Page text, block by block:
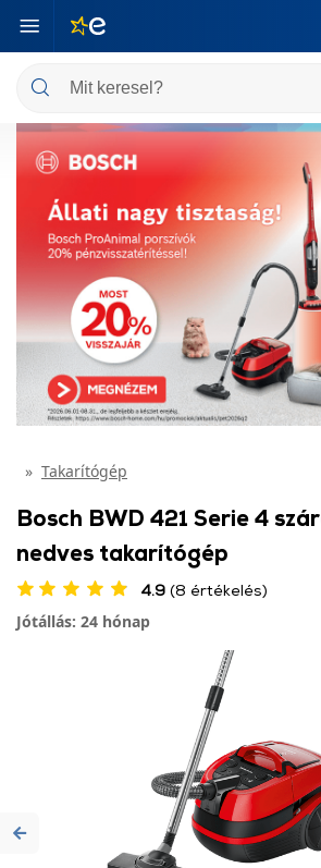
Takarítógép
Bosch BWD 421 Serie 4
nedves takarítógép
4.9 (8 értékelés)
Jótállás: 24 hónap
Previous